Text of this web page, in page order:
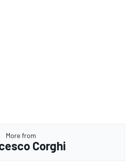
More from
Corghi